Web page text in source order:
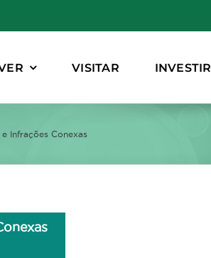
VISITAR INVESTIR
Infrações Conexas